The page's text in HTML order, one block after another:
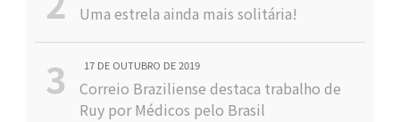
Uma estrela ainda mais solitária!
17 DE OUTUBRO DE 2019
Correio Braziliense destaca trabalho de
Ruy por Médicos pelo Brasil